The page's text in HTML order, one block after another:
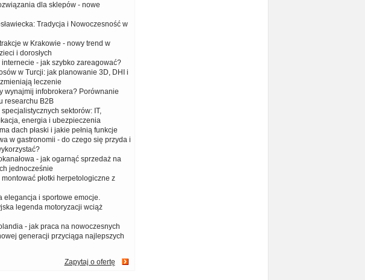
dla sklepów - nowe
Tradycja i Nowoczesność w
w Krakowie - nowy trend w
i dorosłych
internecie - jak szybko zareagować?
w Turcji: jak planowanie 3D, DHI i
leczenie
wynajmij infobrokera? Porównanie
researchu B2B
sektorów: IT,
energia i ubezpieczenia
dach płaski i jakie pełnią funkcje
w gastronomii - do czego się przyda i
- jak ogarnąć sprzedaż na
jednocześnie
płotki herpetologiczne z
elegancja i sportowe emocje.
legenda motoryzacji wciąż
- jak praca na nowoczesnych
generacji przyciąga najlepszych
Zapytaj o ofertę